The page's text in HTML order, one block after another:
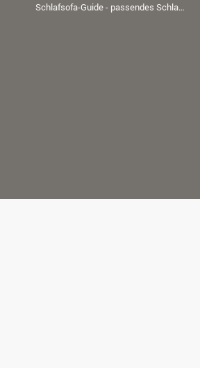
Schlafsofa-Guide - passendes Schlafsofa finden